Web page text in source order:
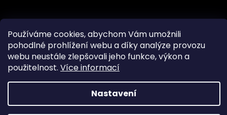
Používáme cookies, abychom Vám umožnili
pohodlné prohlížení webu a díky analýze provozu
webu neustále zlepšovali jeho funkce, výkon a
použitelnost. Více informací
Nastavení
Všechna práva vyhrazena. Copyright
2024. VytvořilShoptet